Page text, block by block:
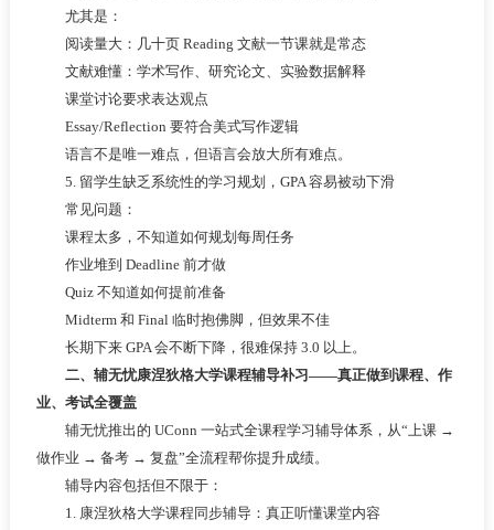
尤其是：
阅读量大：几十页 Reading 文献一节课就是常态
文献难懂：学术写作、研究论文、实验数据解释
课堂讨论要求表达观点
Essay/Reflection 要符合美式写作逻辑
语言不是唯一难点，但语言会放大所有难点。
5. 留学生缺乏系统性的学习规划，GPA 容易被动下滑
常见问题：
课程太多，不知道如何规划每周任务
作业堆到 Deadline 前才做
Quiz 不知道如何提前准备
Midterm 和 Final 临时抱佛脚，但效果不佳
长期下来 GPA 会不断下降，很难保持 3.0 以上。
二、辅无忧康涅狄格大学课程辅导补习——真正做到课程、作
业、考试全覆盖
辅无忧推出的 UConn 一站式全课程学习辅导体系，从“上课 →
做作业 → 备考 → 复盘”全流程帮你提升成绩。
辅导内容包括但不限于：
1. 康涅狄格大学课程同步辅导：真正听懂课堂内容